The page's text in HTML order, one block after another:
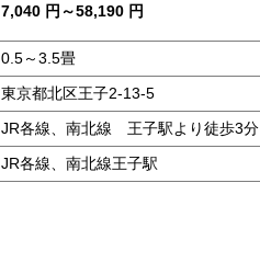
7,040 円～58,190 円
0.5～3.5畳
東京都北区王子2-13-5
JR各線、南北線 王子駅より徒歩3分
JR各線、南北線王子駅